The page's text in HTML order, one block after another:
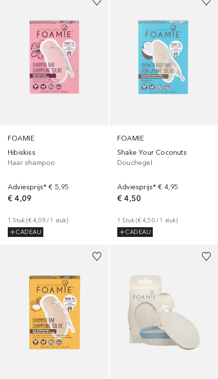
FOAMIE
Hibiskiss
Haar shampoo
Adviesprijs* € 5,95
€ 4,09
1 Stuk (€ 4,09 / 1 stuk)
CADEAU
FOAMIE
Shake Your Coconuts
Douchegel
Adviesprijs* € 4,95
€ 4,50
1 Stuk (€ 4,50 / 1 stuk)
CADEAU